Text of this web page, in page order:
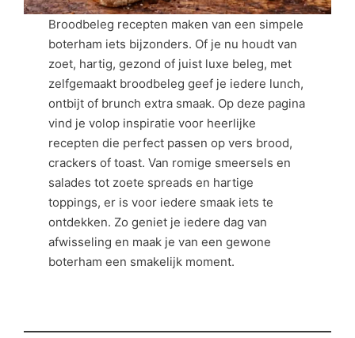
Broodbeleg recepten maken van een simpele
boterham iets bijzonders. Of je nu houdt van
zoet, hartig, gezond of juist luxe beleg, met
zelfgemaakt broodbeleg geef je iedere lunch,
ontbijt of brunch extra smaak. Op deze pagina
vind je volop inspiratie voor heerlijke
recepten die perfect passen op vers brood,
crackers of toast. Van romige smeersels en
salades tot zoete spreads en hartige
toppings, er is voor iedere smaak iets te
ontdekken. Zo geniet je iedere dag van
afwisseling en maak je van een gewone
boterham een smakelijk moment.